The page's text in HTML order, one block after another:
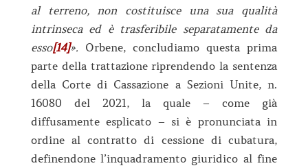
al terreno, non costituisce una sua qualità
intrinseca ed è trasferibile separatamente da
esso[14]». Orbene, concludiamo questa prima
parte della trattazione riprendendo la sentenza
della Corte di Cassazione a Sezioni Unite, n.
16080 del 2021, la quale – come già
diffusamente esplicato – si è pronunciata in
ordine al contratto di cessione di cubatura,
definendone l’inquadramento giuridico al fine